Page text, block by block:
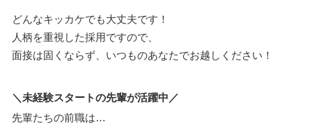
どんなキッカケでも大丈夫です！
人柄を重視した採用ですので、
面接は固くならず、いつものあなたでお越しください！
＼未経験スタートの先輩が活躍中／
先輩たちの前職は…